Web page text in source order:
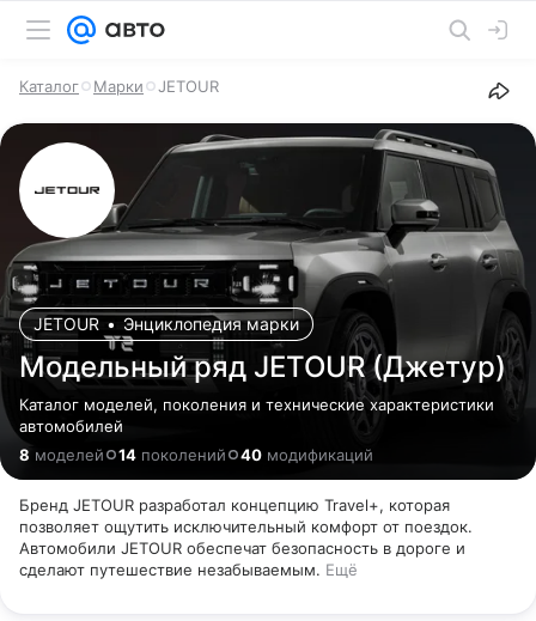
Каталог Марки JETOUR
JETOUR • Энциклопедия марки
Модельный ряд JETOUR (Джeтур)
Каталог моделей, поколения и технические характеристики
автомобилей
8 моделей 14 поколений 40 модификаций
Бренд JETOUR разработал концепцию Travel+, которая
позволяет ощутить исключительный комфорт от поездок.
Автомобили JETOUR обеспечат безопасность в дороге и
сделают путешествие незабываемым. Ещё